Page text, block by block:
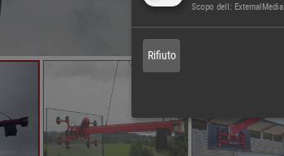
Scopo dell: ExternalMedia
Rifiuto